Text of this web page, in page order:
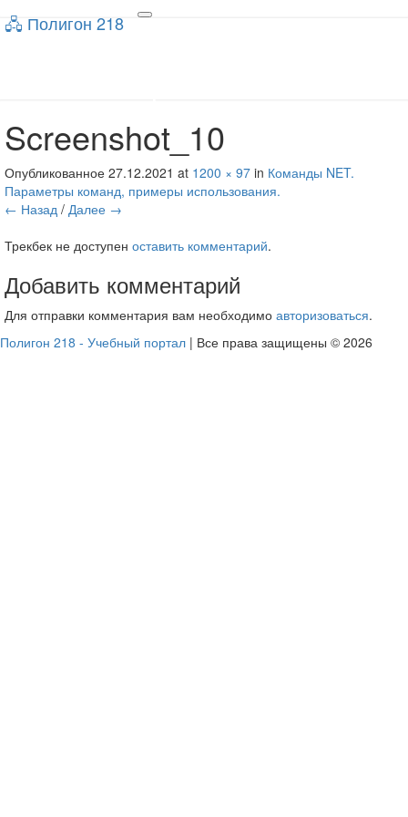
Toggle
🖧 Полигон 218
🖧 Полигон 218
Screenshot_10
Опубликованное 27.12.2021 at 1200 × 97 in Команды NET.
Параметры команд, примеры использования.
← Назад / Далее →
Трекбек не доступен оставить комментарий.
Добавить комментарий
Для отправки комментария вам необходимо авторизоваться.
Полигон 218 - Учебный портал | Все права защищены © 2026